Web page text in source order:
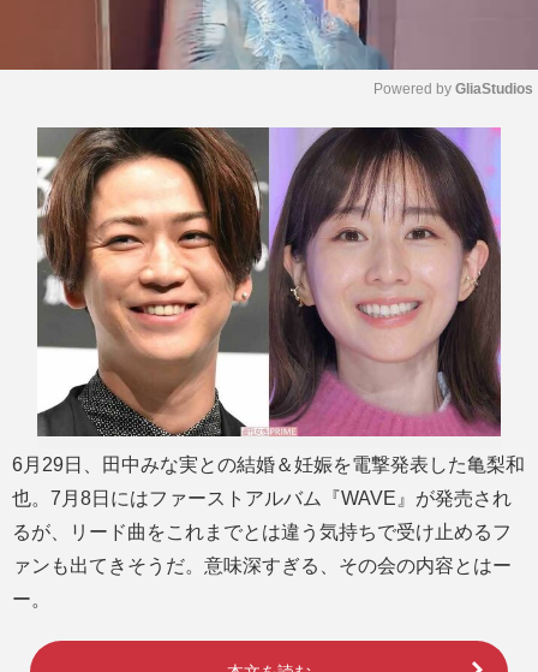
M
u
t
e
Powered by GliaStudios
6月29日、田中みな実との結婚＆妊娠を電撃発表した亀梨和
也。7月8日にはファーストアルバム『WAVE』が発売され
るが、リード曲をこれまでとは違う気持ちで受け止めるフ
ァンも出てきそうだ。意味深すぎる、その会の内容とはー
ー。